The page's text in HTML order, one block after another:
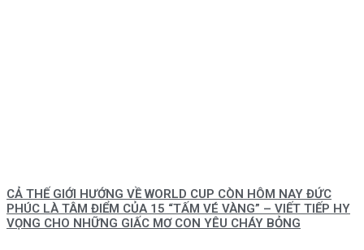
CẢ THẾ GIỚI HƯỚNG VỀ WORLD CUP CÒN HÔM NAY ĐỨC
PHÚC LÀ TÂM ĐIỂM CỦA 15 “TẤM VÉ VÀNG” – VIẾT TIẾP HY
VỌNG CHO NHỮNG GIẤC MƠ CON YÊU CHÁY BỎNG